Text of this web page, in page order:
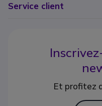
Service client
Et profitez